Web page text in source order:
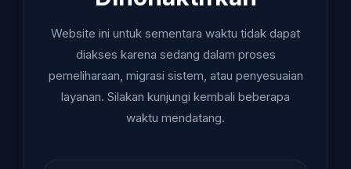
Website ini untuk sementara waktu tidak dapat
diakses karena sedang dalam proses
pemeliharaan, migrasi sistem, atau penyesuaian
layanan. Silakan kunjungi kembali beberapa
waktu mendatang.